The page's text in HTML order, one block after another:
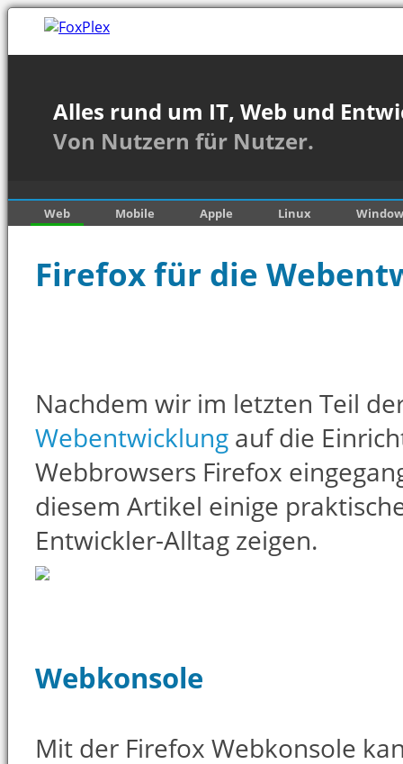
Alles rund um IT, Web und
Von Nutzern für Nutzer.
Web Mobile Apple Linux
Firefox für die
Nachdem wir im letzten Teil
Webentwicklung auf die
Webbrowsers Firefox
diesem Artikel einige
Entwickler-Alltag zeigen.
Webkonsole
Mit der Firefox Webkonsole